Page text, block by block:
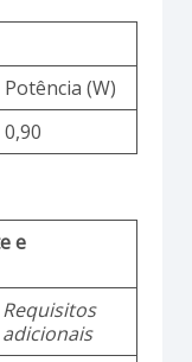
Potência (W)
0,90
e
Requisitos
adicionais